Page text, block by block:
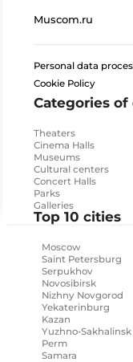
Muscom.ru
Personal data
Cookie Policy
Categories
Theaters
Cinema Halls
Museums
Cultural centers
Concert Halls
Parks
Galleries
Top 10 cities
Moscow
Saint Petersburg
Serpukhov
Novosibirsk
Nizhny Novgorod
Yekaterinburg
Kazan
Yuzhno-Sakhalinsk
Perm
Samara